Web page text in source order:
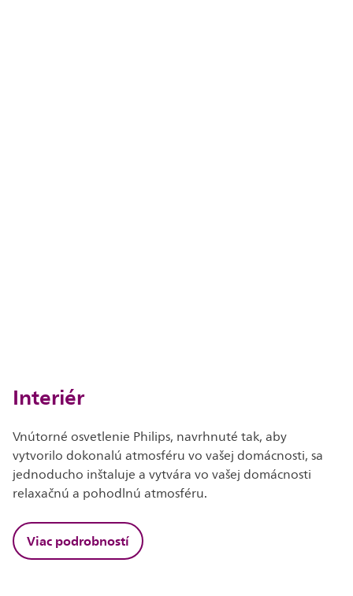
Interiér
Vnútorné osvetlenie Philips, navrhnuté tak, aby
vytvorilo dokonalú atmosféru vo vašej domácnosti, sa
jednoducho inštaluje a vytvára vo vašej domácnosti
relaxačnú a pohodlnú atmosféru.
Viac podrobností